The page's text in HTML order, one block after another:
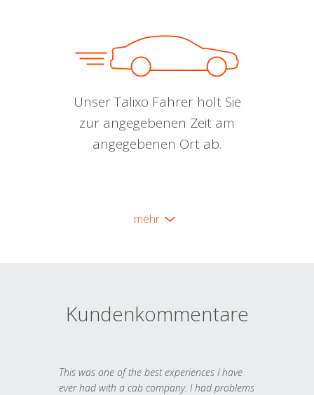
Unser Talixo Fahrer holt Sie
zur angegebenen Zeit am
angegebenen Ort ab.
mehr
Kundenkommentare
This was one of the best experiences I have
ever had with a cab company. I had problems